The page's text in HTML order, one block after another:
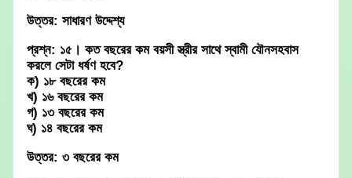
উত্তর: সাধারণ উদ্দেশ্য
প্রশ্ন: ১৫। কত বছরের কম বয়সী স্ত্রীর সাথে স্বামী যৌনসহবাস
করলে সেটা ধর্ষণ হবে?
ক) ১৮ বছরের কম
খ) ১৬ বছরের কম
গ) ১৩ বছরের কম
ঘ) ১৪ বছরের কম
উত্তর: ৩ বছরের কম